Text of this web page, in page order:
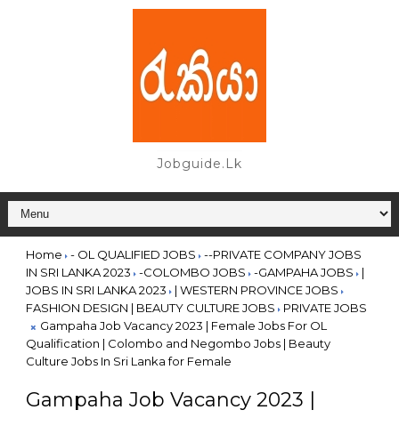
Jobguide.lk
Home - OL QUALIFIED JOBS
--PRIVATE COMPANY JOBS
IN SRI LANKA 2023
-COLOMBO JOBS -GAMPAHA JOBS
|
JOBS IN SRI LANKA 2023
| WESTERN PROVINCE JOBS
FASHION DESIGN | BEAUTY CULTURE JOBS
PRIVATE JOBS
Gampaha Job Vacancy 2023 | Female Jobs For OL
Qualification | Colombo and Negombo Jobs | Beauty
Culture Jobs In Sri Lanka for Female
Gampaha Job Vacancy 2023 |